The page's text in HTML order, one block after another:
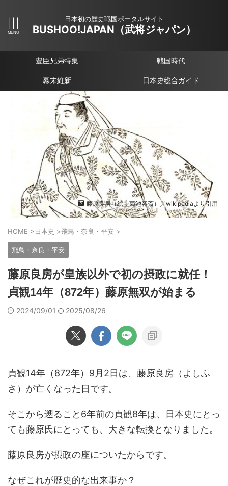
日本初の歴史戦国ポータルサイト
BUSHOO!JAPAN（武将ジャパン）
豊臣兄弟特集 戦国時代
幕末維新 日本史総合ガイド
藤原良房（絵：菊池容斎）／wikipediaより引用
HOME >日本史 >飛鳥・奈良・平安 >
飛鳥・奈良・平安
藤原良房が皇族以外で初の摂政に就任！
貞観14年（872年）藤原無双が始まる
2024/09/01 2025/08/26
貞観14年（872年）9月2日は、藤原良房（よしふ
さ）が亡くなった日です。
そこから遡ること6年前の貞観8年は、日本史にとっ
ても藤原氏にとっても、大きな転換となりました。
藤原良房が摂政の座についたからです。
なぜこれが歴史的な出来事か？